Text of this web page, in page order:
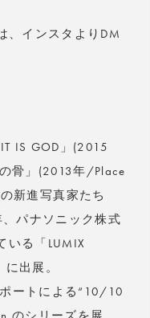
、インスタよりDM
IS GOD」(2015
骨」(2013年/Place
新進写真家たち
パナソニック株式
る「LUMIX
出展。
ポートによる“10/10